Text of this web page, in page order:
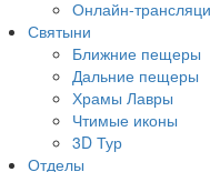
Онлайн-
Святыни
Ближние пещеры
Дальние пещеры
Храмы Лавры
Чтимые иконы
3D Тур
Отделы